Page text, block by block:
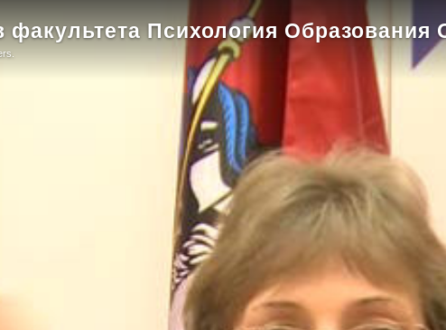
Психология Образования